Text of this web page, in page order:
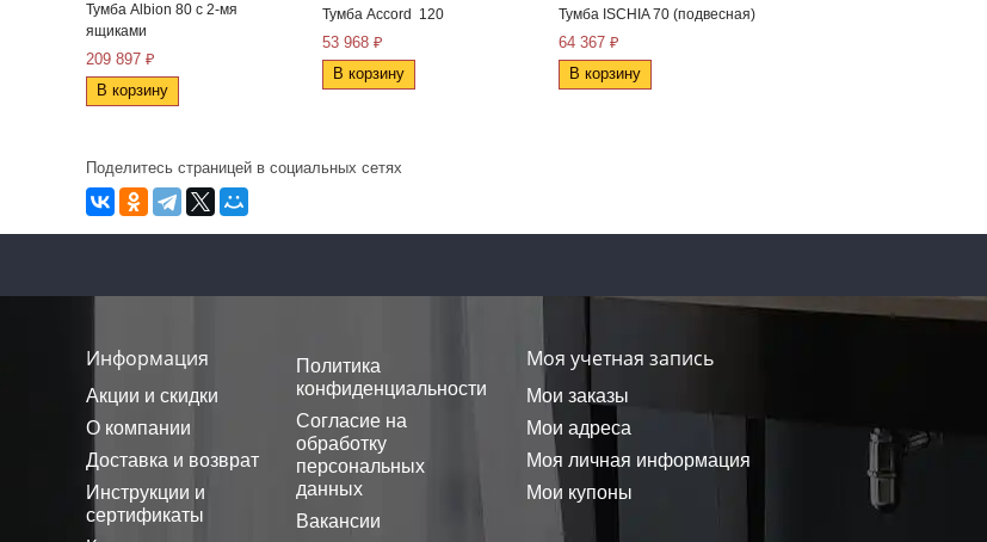
Тумба Albion 80 с 2-мя
ящиками
209 897 ₽
В корзину
Тумба Accord 120
53 968 ₽
В корзину
Тумба ISCHIA 70 (подвесная)
64 367 ₽
В корзину
Поделитесь страницей в социальных сетях
Информация
Акции и скидки
О компании
Доставка и возврат
Инструкции и
сертификаты
Политика
конфиденциальности
Согласие на
обработку
персональных
данных
Вакансии
Моя учетная запись
Мои заказы
Мои адреса
Моя личная информация
Мои купоны